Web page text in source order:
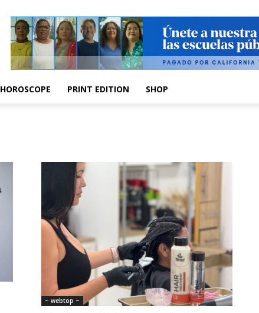
HOROSCOPE PRINT EDITION SHOP
~ webtop ~